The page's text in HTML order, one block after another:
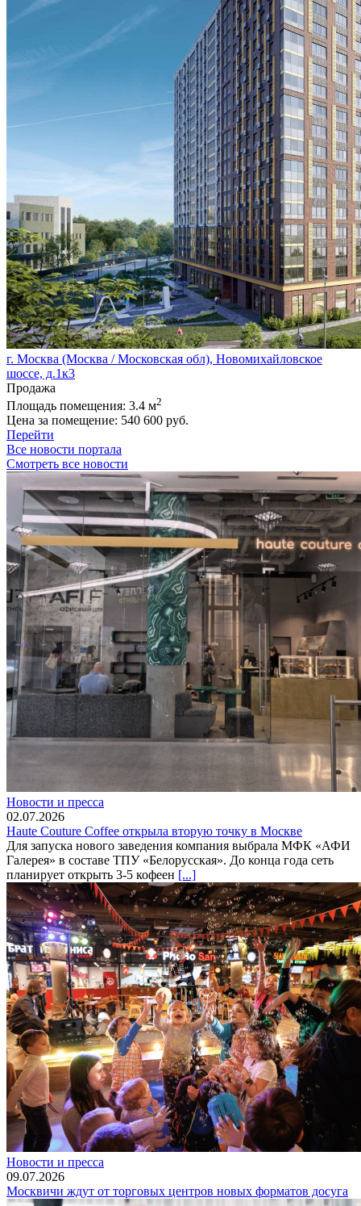
г. Москва (Москва / Московская обл), Новомихайловское
шоссе, д.1к3
Продажа
Площадь помещения: 3.4 м2
Цена за помещение: 540 600 руб.
Перейти
Все новости портала
Смотреть все новости
Новости и пресса
02.07.2026
Haute Couture Coffee открыла вторую точку в Москве
Для запуска нового заведения компания выбрала МФК «АФИ
Галерея» в составе ТПУ «Белорусская». До конца года сеть
планирует открыть 3-5 кофеен [...]
Новости и пресса
09.07.2026
Москвичи ждут от торговых центров новых форматов досуга